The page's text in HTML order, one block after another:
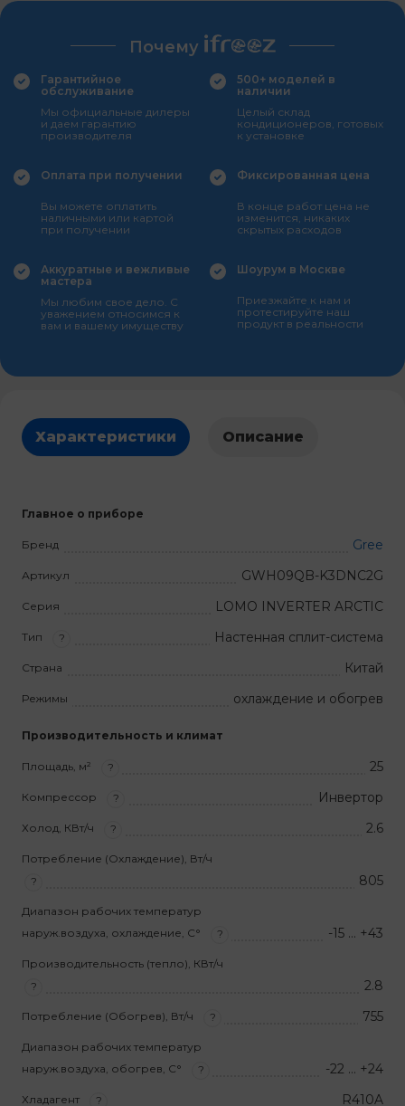
Почему
Гарантийное
обслуживание
Мы официальные дилеры
и даем гарантию
производителя
500+ моделей в
наличии
Целый склад
кондиционеров, готовых
к установке
Оплата при получении
Вы можете оплатить
наличными или картой
при получении
Фиксированная цена
В конце работ цена не
изменится, никаких
скрытых расходов
Аккуратные и вежливые
мастера
Мы любим свое дело. С
уважением относимся к
вам и вашему имуществу
Шоурум в Москве
Приезжайте к нам и
протестируйте наш
продукт в реальности
Характеристики Описание
Главное о приборе
Бренд Gree
Артикул GWH09QB-K3DNC2G
Серия LOMO INVERTER ARCTIC
Тип ? Настенная сплит-система
Страна Китай
Режимы охлаждение и обогрев
Производительность и климат
Площадь, м² ? 25
Компрессор ? Инвертор
Холод, КВт/ч ? 2.6
Потребление (Охлаждение), Вт/ч
?
805
Диапазон рабочих температур
наруж.воздуха, охлаждение, С°
? -15 … +43
Производительность (тепло), КВт/ч
?
2.8
Потребление (Обогрев), Вт/ч ? 755
Диапазон рабочих температур
наруж.воздуха, обогрев, С°
? -22 … +24
Хладагент ? R410A